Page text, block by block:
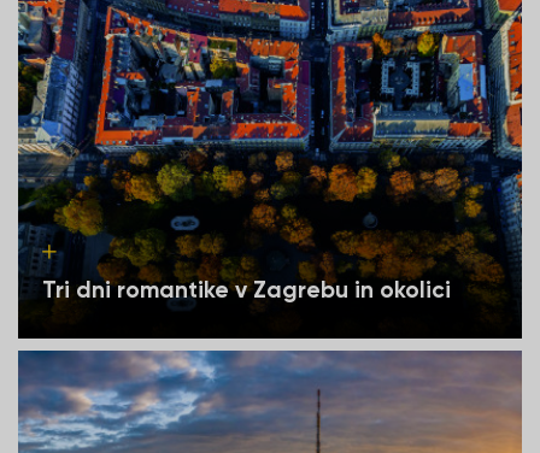
Tri dni romantike v Zagrebu in okolici